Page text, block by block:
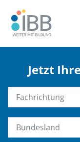
Jetzt
Fachrichtung
Bundesland